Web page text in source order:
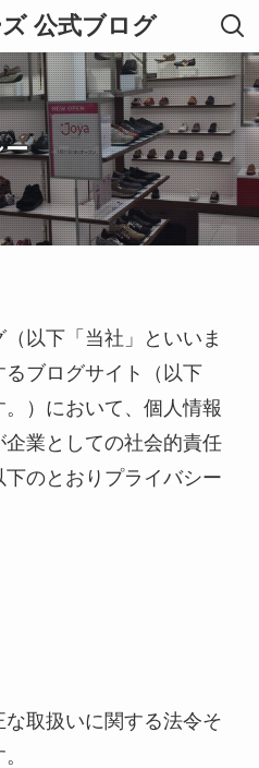
公式ブログ
以下「当社」といいま
ブログサイト（以下
。）において、個人情報
業としての社会的責任
のとおりプライバシー
取扱いに関する法令そ